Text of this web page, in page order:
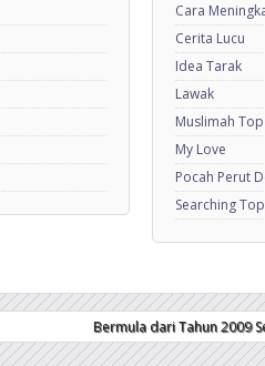
Cara
Cerita Lucu
Idea Tarak
Lawak
Muslimah
My Love
Pocah Perut
Searching
Bermula dari Tahun 2009